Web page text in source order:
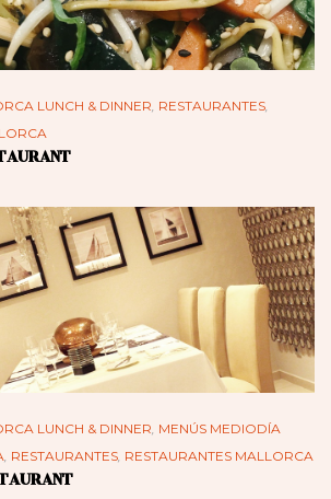
LUNCH & DINNER, RESTAURANTES,
LUNCH & DINNER, MENÚS MEDIODÍA
, RESTAURANTES, RESTAURANTES MALLORCA